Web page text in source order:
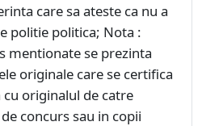
care sa ateste ca nu a
politie politica; Nota :
mentionate se prezinta
originale care se certifica
originalul de catre
concurs sau in copii